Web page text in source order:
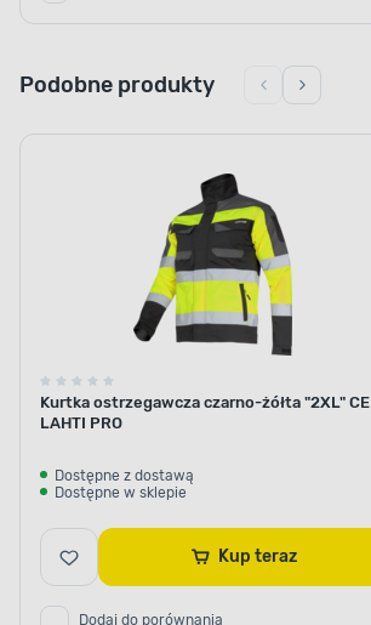
Podobne produkty
Kurtka ostrzegawcza czarno-żółta "2XL" CE
LAHTI PRO
Dostępne z dostawą
Dostępne w sklepie
Kup teraz
Dodaj do porównania